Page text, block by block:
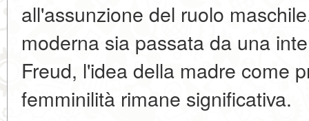
all'assunzione del ruolo
moderna sia passata da una
Freud, l'idea della madre come
femminilità rimane significativa.